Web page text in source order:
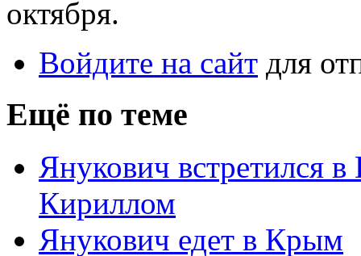
октября.
Войдите на сайт для
Ещё по теме
Янукович встретился
Кириллом
Янукович едет в Крым